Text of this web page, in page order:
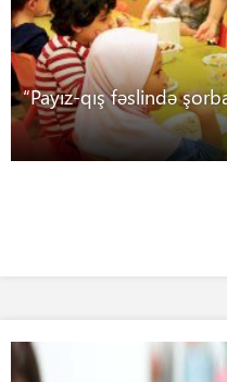
“Payız-qış fəslində